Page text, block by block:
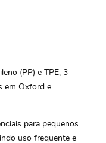
(PP) e TPE, 3
em Oxford e
para pequenos
uso frequente e